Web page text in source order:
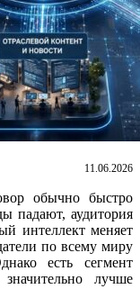
11.06.2026
обычно быстро
падают, аудитория
интеллект меняет
по всему миру
есть сегмент
лучше